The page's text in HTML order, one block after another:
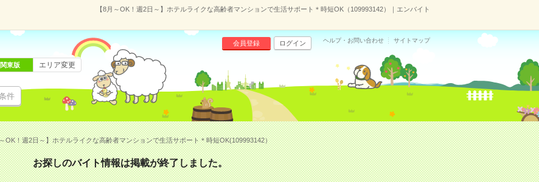
【8月～OK！週2日～】ホテルライクな高齢者マンションで生活サポート＊時短OK（109993142）｜エンバイト
件
会員登録 ログイン ヘルプ・お問い合わせ サイトマップ
関東版 エリア変更
OK！週2日～】ホテルライクな高齢者マンションで生活サポート＊時短OK(109993142）
お探しのバイト情報は掲載が終了しました。